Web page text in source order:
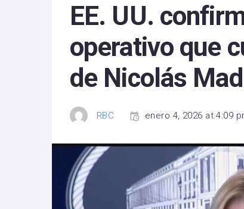
EE. UU.
operativo que
de Nicolás
RBC enero 4, 2026 at 4:09